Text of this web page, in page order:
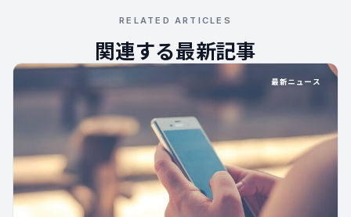
RELATED ARTICLES
関連する最新記事
最新ニュース